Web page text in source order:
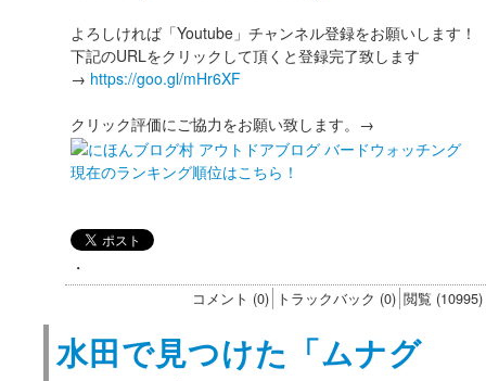
よろしければ「Youtube」チャンネル登録をお願いします！
下記のURLをクリックして頂くと登録完了致します
→ https://goo.gl/mHr6XF
クリック評価にご協力をお願い致します。→
現在のランキング順位はこちら！
・
コメント (0) トラックバック (0) 閲覧 (10995)
水田で見つけた「ムナグ